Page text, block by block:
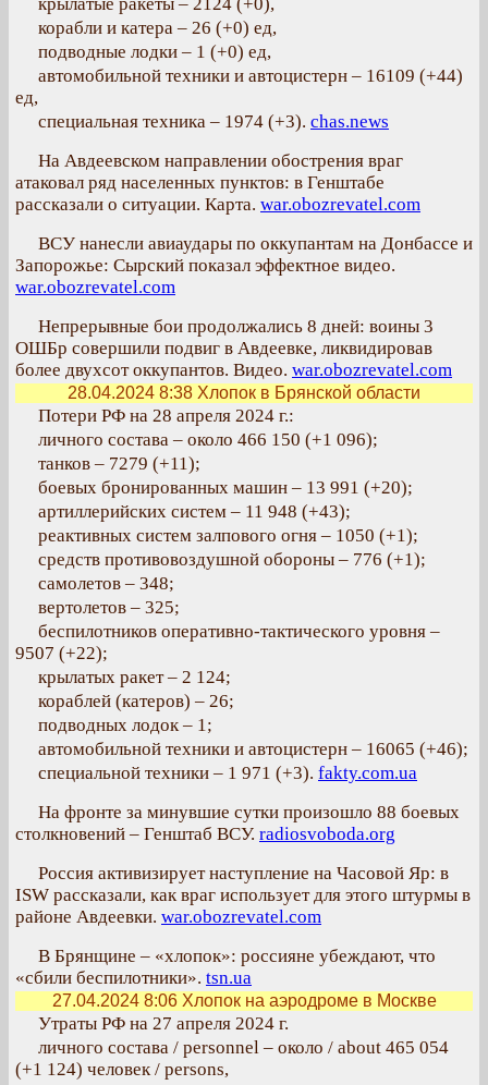
корабли и катера – 26 (+0) ед,
подводные лодки – 1 (+0) ед,
автомобильной техники и автоцистерн – 16109 (+44)
ед,
специальная техника – 1974 (+3). chas.news
На Авдеевском направлении обострения враг
атаковал ряд населенных пунктов: в Генштабе
рассказали о ситуации. Карта. war.obozrevatel.com
ВСУ нанесли авиаудары по оккупантам на Донбассе и
Запорожье: Сырский показал эффектное видео.
war.obozrevatel.com
Непрерывные бои продолжались 8 дней: воины 3
ОШБр совершили подвиг в Авдеевке, ликвидировав
более двухсот оккупантов. Видео. war.obozrevatel.com
28.04.2024 8:38 Хлопок в Брянской области
Потери РФ на 28 апреля 2024 г.:
личного состава – около 466 150 (+1 096);
танков ‒ 7279 (+11);
боевых бронированных машин – 13 991 (+20);
артиллерийских систем – 11 948 (+43);
реактивных систем залпового огня – 1050 (+1);
средств противовоздушной обороны – 776 (+1);
самолетов – 348;
вертолетов – 325;
беспилотников оперативно-тактического уровня –
9507 (+22);
крылатых ракет – 2 124;
кораблей (катеров) ‒ 26;
подводных лодок – 1;
автомобильной техники и автоцистерн – 16065 (+46);
специальной техники – 1 971 (+3). fakty.com.ua
На фронте за минувшие сутки произошло 88 боевых
столкновений – Генштаб ВСУ. radiosvoboda.org
Россия активизирует наступление на Часовой Яр: в
ISW рассказали, как враг использует для этого штурмы в
районе Авдеевки. war.obozrevatel.com
В Брянщине – «хлопок»: россияне убеждают, что
«сбили беспилотники». tsn.ua
27.04.2024 8:06Хлопок на аэродроме в Москве
Утраты РФ на 27 апреля 2024 г.
личного состава / personnel ‒ около / about 465 054
(+1 124) человек / persons,